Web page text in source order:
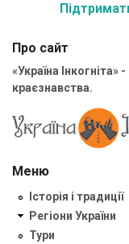
Про сайт
«Україна Інкогніта»
краєзнавства.
Меню
Історія і традиції
Регіони України
Тури